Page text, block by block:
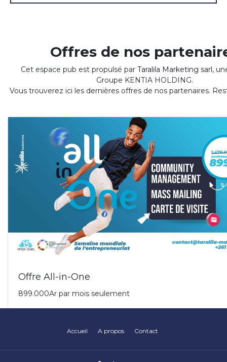
Accueil A propos Contact